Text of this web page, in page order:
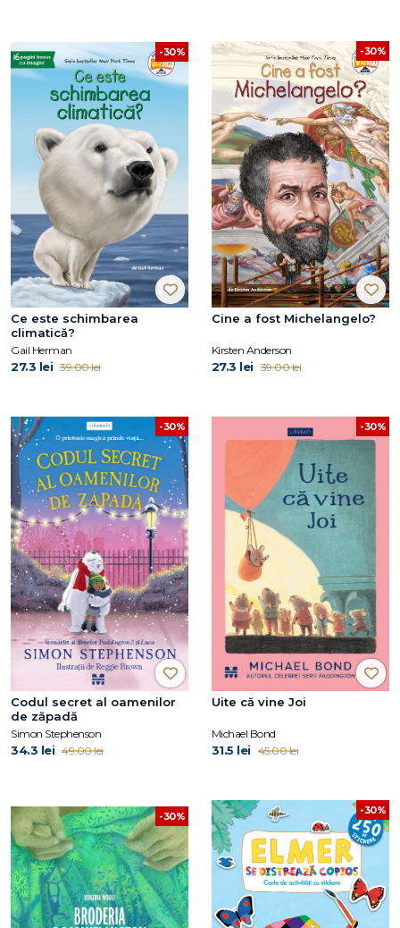
-30%
Ce este schimbarea
climatică?
Gail Herman
27.3 lei 39.00 lei
-30%
Cine a fost Michelangelo?
Kirsten Anderson
27.3 lei 39.00 lei
-30%
Codul secret al oamenilor
de zăpadă
Simon Stephenson
34.3 lei 49.00 lei
-30%
Uite că vine Joi
Michael Bond
31.5 lei 45.00 lei
-30% -30%